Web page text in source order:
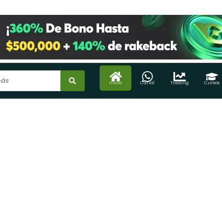
Inicio Canal Trading Cursos